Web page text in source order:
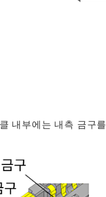
내부에는 내측 금구